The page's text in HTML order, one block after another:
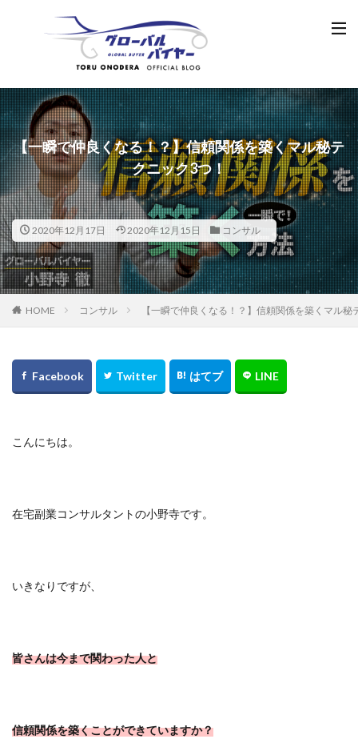
【一瞬で仲良くなる！？】信頼関係を築くマル秘テ
クニック3つ！
2020年12月17日 2020年12月15日 コンサル
HOME コンサル 【一瞬で仲良くなる！？】信頼関係を築くマル秘
こんにちは。
在宅副業コンサルタントの小野寺です。
いきなりですが、
皆さんは今まで関わった人と
信頼関係を築くことができていますか？